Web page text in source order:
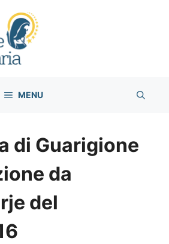
MENU
di Guarigione
da
del